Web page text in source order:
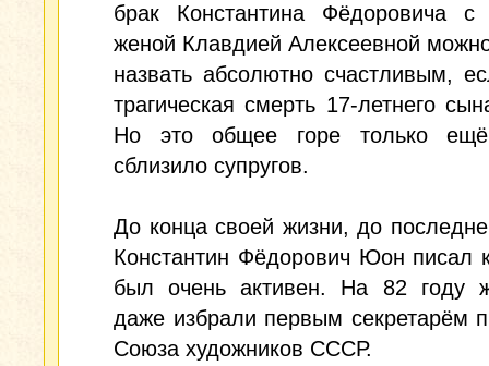
брак Константина Фёдоровича
женой Клавдией Алексеевной
назвать абсолютно счастливым,
трагическая смерть 17-летнего
Но это общее горе только
сблизило супругов.
До конца своей жизни, до
Константин Фёдорович Юон писал
был очень активен. На 82 году
даже избрали первым секретарём
Союза художников СССР.